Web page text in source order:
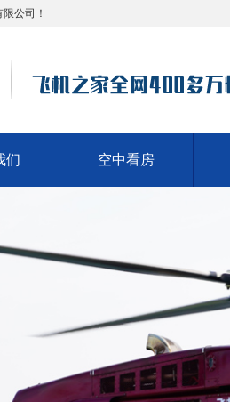
公司！
们 空中看房